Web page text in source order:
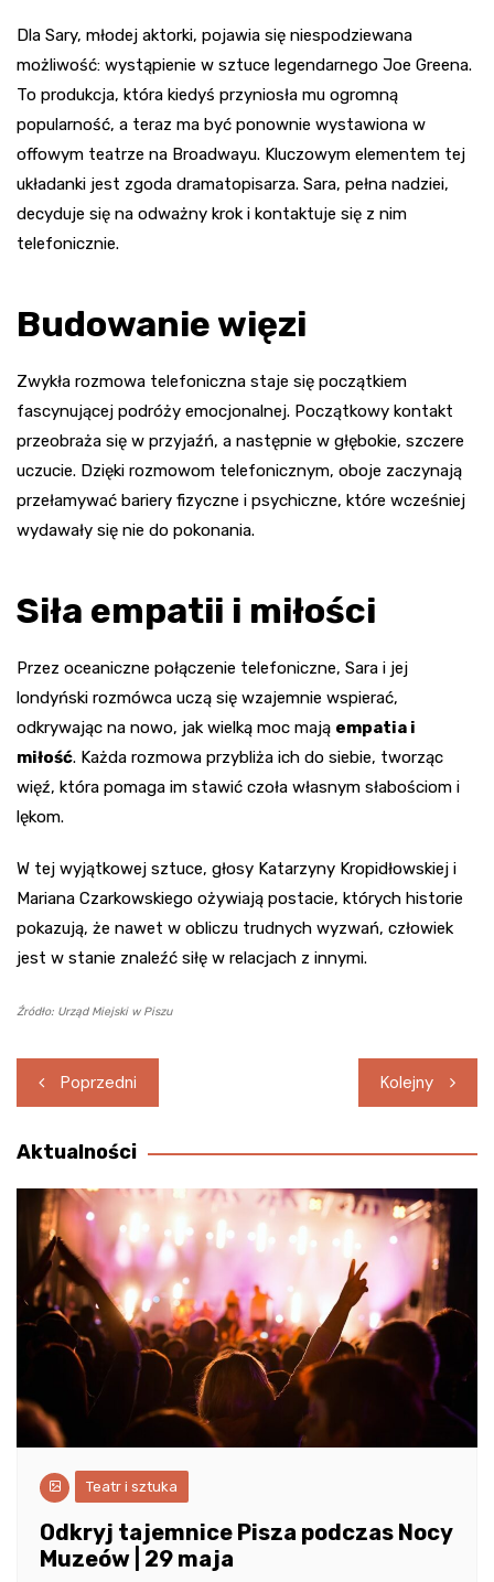
Dla Sary, młodej aktorki, pojawia się niespodziewana
możliwość: wystąpienie w sztuce legendarnego Joe Greena.
To produkcja, która kiedyś przyniosła mu ogromną
popularność, a teraz ma być ponownie wystawiona w
offowym teatrze na Broadwayu. Kluczowym elementem tej
układanki jest zgoda dramatopisarza. Sara, pełna nadziei,
decyduje się na odważny krok i kontaktuje się z nim
telefonicznie.
Budowanie więzi
Zwykła rozmowa telefoniczna staje się początkiem
fascynującej podróży emocjonalnej. Początkowy kontakt
przeobraża się w przyjaźń, a następnie w głębokie, szczere
uczucie. Dzięki rozmowom telefonicznym, oboje zaczynają
przełamywać bariery fizyczne i psychiczne, które wcześniej
wydawały się nie do pokonania.
Siła empatii i miłości
Przez oceaniczne połączenie telefoniczne, Sara i jej
londyński rozmówca uczą się wzajemnie wspierać,
odkrywając na nowo, jak wielką moc mają empatia i
miłość. Każda rozmowa przybliża ich do siebie, tworząc
więź, która pomaga im stawić czoła własnym słabościom i
lękom.
W tej wyjątkowej sztuce, głosy Katarzyny Kropidłowskiej i
Mariana Czarkowskiego ożywiają postacie, których historie
pokazują, że nawet w obliczu trudnych wyzwań, człowiek
jest w stanie znaleźć siłę w relacjach z innymi.
Źródło: Urząd Miejski w Piszu
Nawigacja
wpisu
Poprzedni Kolejny
Aktualności
Teatr i sztuka
Odkryj tajemnice Pisza podczas Nocy
Muzeów | 29 maja